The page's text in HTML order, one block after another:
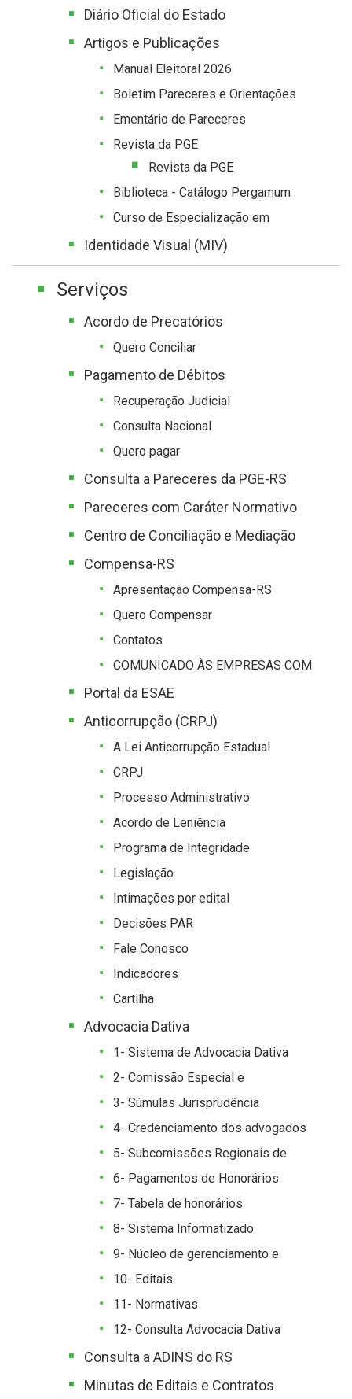
Diário Oficial do Estado
Artigos e Publicações
Manual Eleitoral 2026
Boletim Pareceres e Orientações
Ementário de Pareceres
Revista da PGE
Revista da PGE
Biblioteca - Catálogo Pergamum
Curso de Especialização em
Identidade Visual (MIV)
Serviços
Acordo de Precatórios
Quero Conciliar
Pagamento de Débitos
Recuperação Judicial
Consulta Nacional
Quero pagar
Consulta a Pareceres da PGE-RS
Pareceres com Caráter Normativo
Centro de Conciliação e Mediação
Compensa-RS
Apresentação Compensa-RS
Quero Compensar
Contatos
COMUNICADO ÀS EMPRESAS COM
Portal da ESAE
Anticorrupção (CRPJ)
A Lei Anticorrupção Estadual
CRPJ
Processo Administrativo
Acordo de Leniência
Programa de Integridade
Legislação
Intimações por edital
Decisões PAR
Fale Conosco
Indicadores
Cartilha
Advocacia Dativa
1- Sistema de Advocacia Dativa
2- Comissão Especial e
3- Súmulas Jurisprudência
4- Credenciamento dos advogados
5- Subcomissões Regionais de
6- Pagamentos de Honorários
7- Tabela de honorários
8- Sistema Informatizado
9- Núcleo de gerenciamento e
10- Editais
11- Normativas
12- Consulta Advocacia Dativa
Consulta a ADINS do RS
Minutas de Editais e Contratos